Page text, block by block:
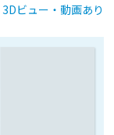
3Dビュー・動画あり